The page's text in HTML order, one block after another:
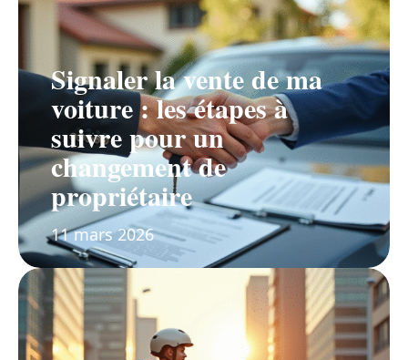
Signaler la vente de ma
voiture : les étapes à
suivre pour un
changement de
propriétaire
11 mars 2026